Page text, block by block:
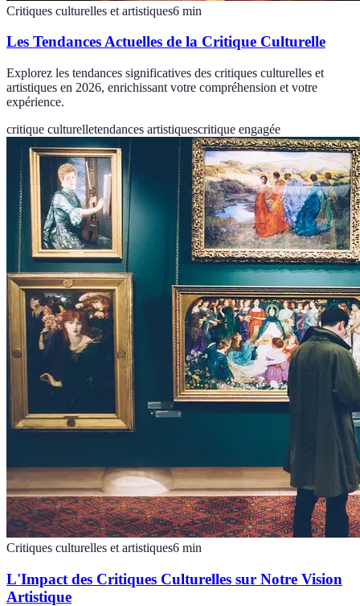
Critiques culturelles et artistiques6 min
Les Tendances Actuelles de la Critique Culturelle
Explorez les tendances significatives des critiques culturelles et
artistiques en 2026, enrichissant votre compréhension et votre
expérience.
critique culturelletendances artistiquescritique engagée
Critiques culturelles et artistiques6 min
L'Impact des Critiques Culturelles sur Notre Vision
Artistique